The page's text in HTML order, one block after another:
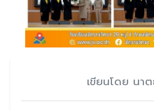
เขียนโดย นา